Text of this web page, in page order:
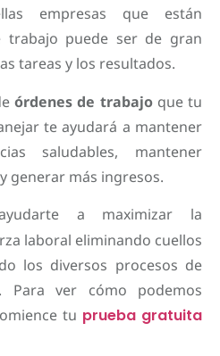
empresas que están
trabajo puede ser de gran
tareas y los resultados.
órdenes de trabajoque tu
te ayudará a mantener
saludables, mantener
generar más ingresos.
a maximizar la
laboral eliminando cuellos
los diversos procesos de
Para ver cómo podemos
tu prueba gratuita